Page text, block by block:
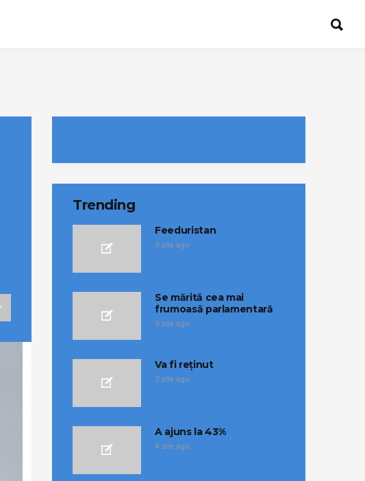
Trending
Feeduristan
3 zile ago
Se mărită cea mai
frumoasă parlamentară
3 zile ago
Va fi reținut
3 zile ago
A ajuns la 43%
4 zile ago